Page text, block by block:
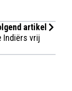
artikel
Indiërs vrij